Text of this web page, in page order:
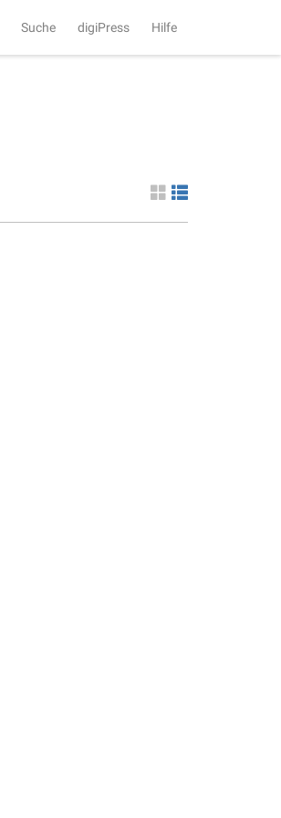
Suche digiPress Hilfe